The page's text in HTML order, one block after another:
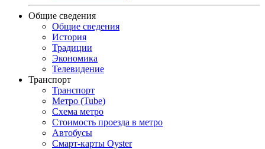
Общие сведения
Общие сведения
История
Традиции
Экономика
Телевидение
Транспорт
Транспорт
Метро (Tube)
Схема метро
Стоимость проезда в метро
Автобусы
Смарт-карты Oyster